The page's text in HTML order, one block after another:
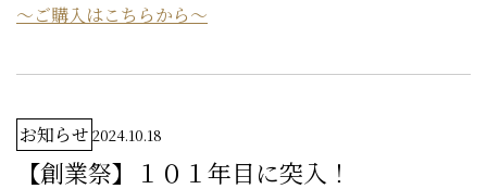
～ご購入はこちらから～
お知らせ 2024.10.18
【創業祭】１０１年目に突入！